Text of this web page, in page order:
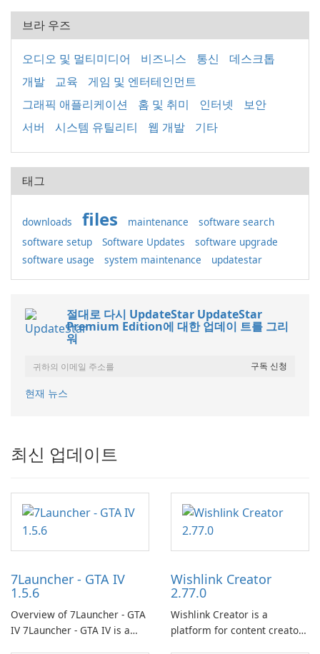
브라 우즈
오디오 및 멀티미디어 비즈니스 통신
데스크톱
개발
교육
게임 및 엔터테인먼트
그래픽 애플리케이션
홈 및 취미 인터넷
보안
서버
시스템 유틸리티 웹 개발 기타
태그
downloads files maintenance
software search
software setup
Software Updates
software upgrade
software usage
system maintenance updatestar
절대로 다시 UpdateStar UpdateStar
Premium Edition에 대한 업데이 트를 그리
워
현재 뉴스
최신 업데이트
7Launcher - GTA IV
1.5.6
Overview of 7Launcher - GTA
IV 7Launcher - GTA IV is a
Wishlink Creator
2.77.0
Wishlink Creator is a
platform for content creators